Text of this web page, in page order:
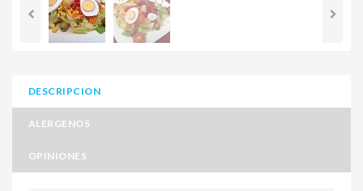
DESCRIPCION
ALERGENOS
OPINIONES